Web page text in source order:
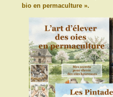
bio en permaculture ».